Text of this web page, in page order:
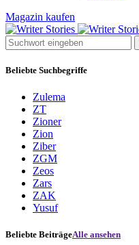
Magazin kaufen
Beliebte Suchbegriffe
Zulema
ZT
Zioner
Zion
Ziber
ZGM
Zeos
Zars
ZAK
Yusuf
Beliebte BeiträgeAlle ansehen